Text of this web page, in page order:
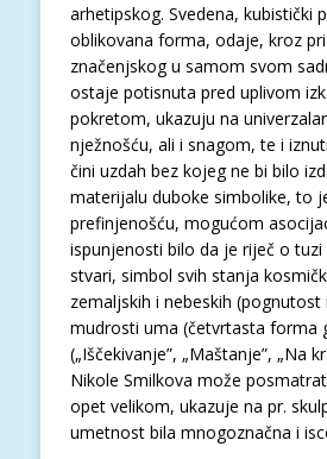
arhetipskog. Svedena, kubistički
oblikovana forma, odaje, kroz
značenjskog u samom svom
ostaje potisnuta pred uplivom
pokretom, ukazuju na
nježnošću, ali i snagom, te i
čini uzdah bez kojeg ne bi bilo
materijalu duboke simbolike, to
prefinjenošću, mogućom
ispunjenosti bilo da je riječ o
stvari, simbol svih stanja
zemaljskih i nebeskih
mudrosti uma (četvrtasta forma
(„Iščekivanje”, „Maštanje”, „Na
Nikole Smilkova može
opet velikom, ukazuje na pr.
umetnost bila mnogoznačna i